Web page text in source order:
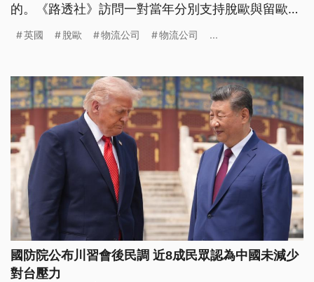
的。《路透社》訪問一對當年分別支持脫歐與留歐的
失，也映照出英國社會至今仍未完全消散的矛盾與反
英國 脫歐 物流公司 物流公司 ...
國防院公布川習會後民調 近8成民眾認為中國未減少
對台壓力